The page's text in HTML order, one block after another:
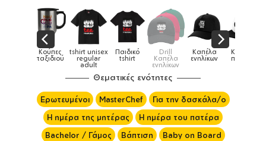
Drill
Καπέλα
Καπέλα
ενηλίκων
Καπέλα
παιδικά Κούπες Κούπες
ειδικές
Θεματικές ενότητες
Ερωτευμένοι MasterChef
Για την δασκάλα/ο
Η ημέρα της μητέρας
Η ημέρα του πατέρα
Bachelor / Γάμος
Βάπτιση
Baby on Board